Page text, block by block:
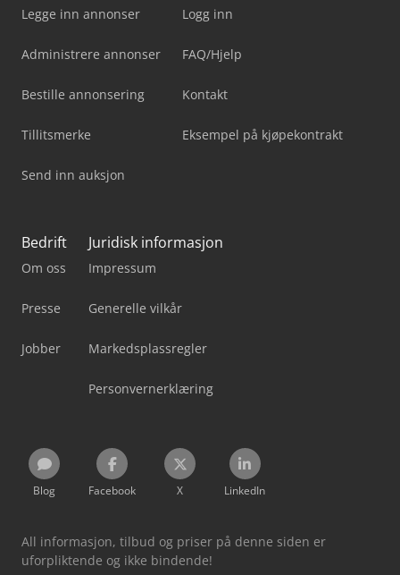
Legge inn annonser
Administrere annonser
Bestille annonsering
Tillitsmerke
Send inn auksjon
Logg inn
FAQ/Hjelp
Kontakt
Eksempel på kjøpekontrakt
Bedrift
Om oss
Presse
Jobber
Juridisk informasjon
Impressum
Generelle vilkår
Markedsplassregler
Personvernerklæring
Blog Facebook X LinkedIn
All informasjon, tilbud og priser på denne siden er
uforpliktende og ikke bindende!